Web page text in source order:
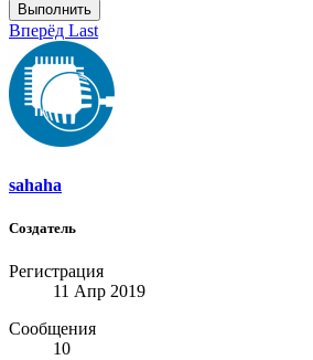
Выполнить
Вперёд Last
sahaha
Создатель
Регистрация
11 Апр 2019
Сообщения
10